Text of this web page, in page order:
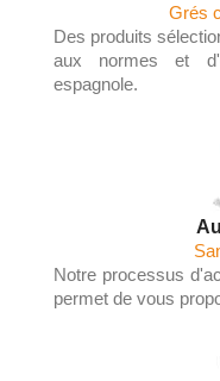
Grés
Des produits
aux normes et
espagnole.
Notre processus
permet de vous